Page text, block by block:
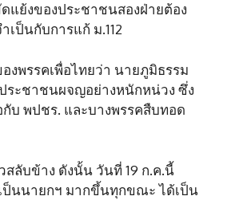
แย้งของประชาชนสองฝ่ายต้อง
ป็นกับการแก้ ม.112
งพรรคเพื่อไทยว่า นายภูมิธรรม
ระชาชนผจญอย่างหนักหน่วง ซึ่ง
บ พปชร. และบางพรรคสืบทอด
ลับข้าง ดังนั้น วันที่ 19 ก.ค.นี้
ป็นนายกฯ มากขึ้นทุกขณะ ได้เป็น